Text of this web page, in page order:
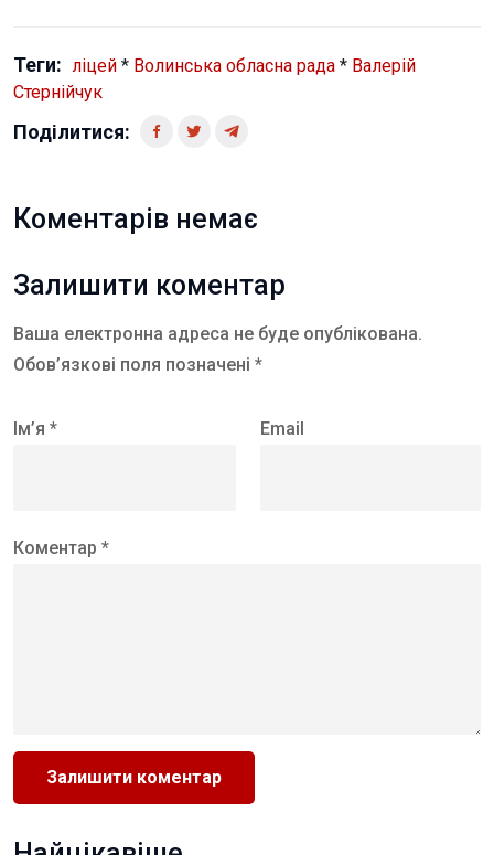
Теги: ліцей * Волинська обласна рада * Валерій
Стернійчук
Поділитися:
Коментарів немає
Залишити коментар
Ваша електронна адреса не буде опублікована.
Обов’язкові поля позначені *
Ім’я * Email
Коментар *